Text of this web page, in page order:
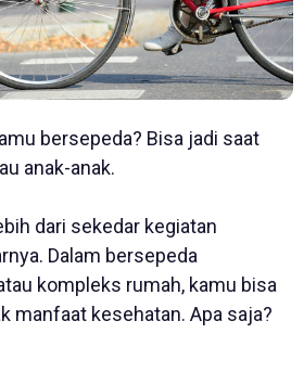
bersepeda? Bisa jadi saat
anak-anak.
dari sekedar kegiatan
Dalam bersepeda
kompleks rumah, kamu bisa
manfaat kesehatan. Apa saja?